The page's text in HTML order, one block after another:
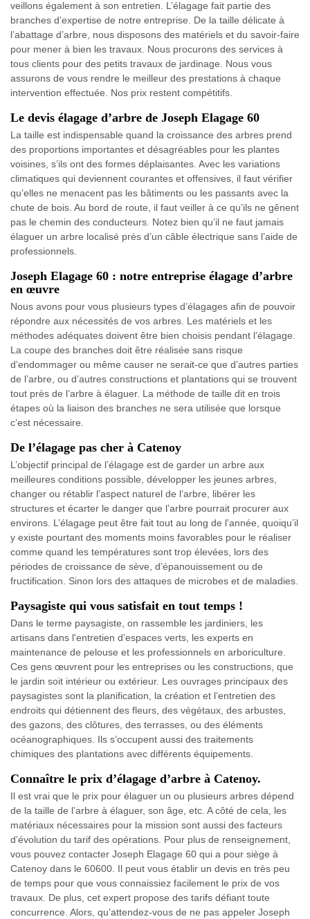
veillons également à son entretien. L’élagage fait partie des
branches d’expertise de notre entreprise. De la taille délicate à
l’abattage d’arbre, nous disposons des matériels et du savoir-faire
pour mener à bien les travaux. Nous procurons des services à
tous clients pour des petits travaux de jardinage. Nous vous
assurons de vous rendre le meilleur des prestations à chaque
intervention effectuée. Nos prix restent compétitifs.
Le devis élagage d’arbre de Joseph Elagage 60
La taille est indispensable quand la croissance des arbres prend
des proportions importantes et désagréables pour les plantes
voisines, s’ils ont des formes déplaisantes. Avec les variations
climatiques qui deviennent courantes et offensives, il faut vérifier
qu’elles ne menacent pas les bâtiments ou les passants avec la
chute de bois. Au bord de route, il faut veiller à ce qu’ils ne gênent
pas le chemin des conducteurs. Notez bien qu’il ne faut jamais
élaguer un arbre localisé près d’un câble électrique sans l’aide de
professionnels.
Joseph Elagage 60 : notre entreprise élagage d’arbre
en œuvre
Nous avons pour vous plusieurs types d’élagages afin de pouvoir
répondre aux nécessités de vos arbres. Les matériels et les
méthodes adéquates doivent être bien choisis pendant l’élagage.
La coupe des branches doit être réalisée sans risque
d’endommager ou même causer ne serait-ce que d’autres parties
de l’arbre, ou d’autres constructions et plantations qui se trouvent
tout près de l’arbre à élaguer. La méthode de taille dit en trois
étapes où la liaison des branches ne sera utilisée que lorsque
c’est nécessaire.
De l’élagage pas cher à Catenoy
L’objectif principal de l’élagage est de garder un arbre aux
meilleures conditions possible, développer les jeunes arbres,
changer ou rétablir l’aspect naturel de l’arbre, libérer les
structures et écarter le danger que l’arbre pourrait procurer aux
environs. L’élagage peut être fait tout au long de l’année, quoiqu’il
y existe pourtant des moments moins favorables pour le réaliser
comme quand les températures sont trop élevées, lors des
périodes de croissance de sève, d’épanouissement ou de
fructification. Sinon lors des attaques de microbes et de maladies.
Paysagiste qui vous satisfait en tout temps !
Dans le terme paysagiste, on rassemble les jardiniers, les
artisans dans l'entretien d’espaces verts, les experts en
maintenance de pelouse et les professionnels en arboriculture.
Ces gens œuvrent pour les entreprises ou les constructions, que
le jardin soit intérieur ou extérieur. Les ouvrages principaux des
paysagistes sont la planification, la création et l’entretien des
endroits qui détiennent des fleurs, des végétaux, des arbustes,
des gazons, des clôtures, des terrasses, ou des éléments
océanographiques. Ils s’occupent aussi des traitements
chimiques des plantations avec différents équipements.
Connaître le prix d’élagage d’arbre à Catenoy.
Il est vrai que le prix pour élaguer un ou plusieurs arbres dépend
de la taille de l’arbre à élaguer, son âge, etc. A côté de cela, les
matériaux nécessaires pour la mission sont aussi des facteurs
d’évolution du tarif des opérations. Pour plus de renseignement,
vous pouvez contacter Joseph Elagage 60 qui a pour siège à
Catenoy dans le 60600. Il peut vous établir un devis en très peu
de temps pour que vous connaissiez facilement le prix de vos
travaux. De plus, cet expert propose des tarifs défiant toute
concurrence. Alors, qu’attendez-vous de ne pas appeler Joseph